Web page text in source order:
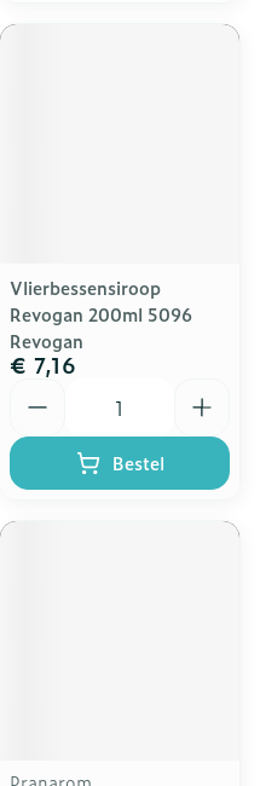
Vlierbessensiroop
Revogan 200ml 5096
Revogan
€ 7,16
Bestel